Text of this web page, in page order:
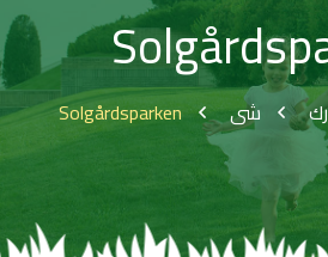
شى Solgårdsparken